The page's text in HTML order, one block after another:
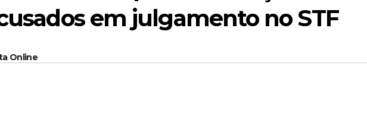
em julgamento no STF
Online